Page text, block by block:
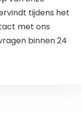
tijdens het
met ons
binnen 24